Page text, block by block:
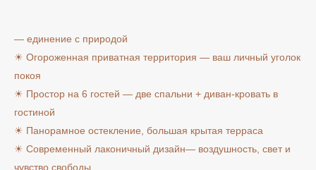
— единение с природой
☀ Огороженная приватная территория — ваш личный уголок
покоя
☀ Простор на 6 гостей — две спальни + диван-кровать в
гостиной
☀ Панорамное остекление, большая крытая терраса
☀ Современный лаконичный дизайн— воздушность, свет и
чувство свободы